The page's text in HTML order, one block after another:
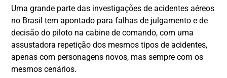
Uma grande parte das investigações de acidentes aéreos
no Brasil tem apontado para falhas de julgamento e de
decisão do piloto na cabine de comando, com uma
assustadora repetição dos mesmos tipos de acidentes,
apenas com personagens novos, mas sempre com os
mesmos cenários.